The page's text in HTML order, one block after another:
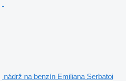
nádrž na benzín Emiliana Serbatoi